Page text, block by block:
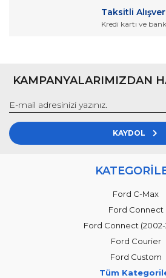
Taksitli
Kredi kartı ve
KAMPANYALARIMIZDAN
KAYDOL
Ford C-Max
Ford Connect
Ford Connect
Ford Courier
Ford Custom
Tüm